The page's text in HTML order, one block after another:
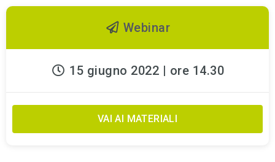
Webinar
15 giugno 2022 | ore 14.30
VAI AI MATERIALI